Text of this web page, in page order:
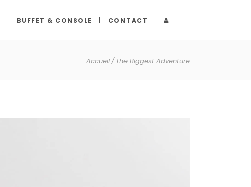
BUFFET & CONSOLE CONTACT
Accueil The Biggest Adventure